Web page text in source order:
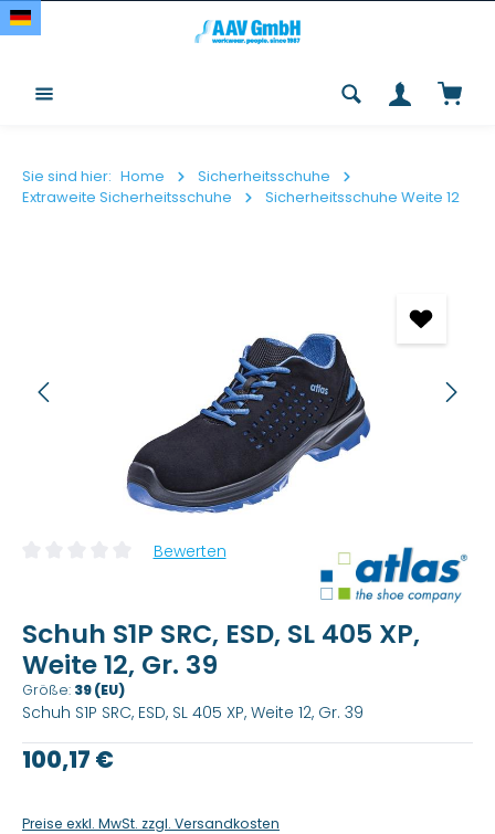
Zum Hauptinhalt springen
Sie sind hier: Home
Sicherheitsschuhe
Extraweite Sicherheitsschuhe
Sicherheitsschuhe Weite 12
Durchschnittliche Bewertung von 0 von 5 Sternen
Bewerten
Schuh S1P SRC, ESD, SL 405 XP,
Weite 12, Gr. 39
Größe: 39 (EU)
Schuh S1P SRC, ESD, SL 405 XP, Weite 12, Gr. 39
Regulärer Preis:
100,17 €
Preise exkl. MwSt. zzgl. Versandkosten